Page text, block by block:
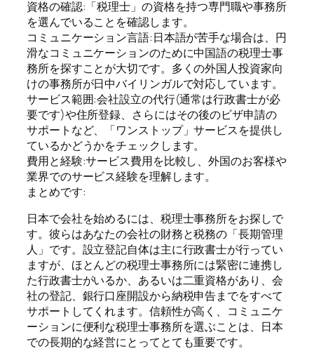
資格の確認:「税理士」の資格を持つ専門職や事務所
を選んでいることを確認します。
コミュニケーション言語:日本語が苦手な場合は、円
滑なコミュニケーションのために中国語の税理士事
務所を探すことが大切です。多くの外国人投資家向
けの事務所が日中バイリンガルで対応しています。
サービス範囲:会社設立の代行(通常は行政書士が必
要です)や住所登録、さらにはその後のビザ申請の
サポートなど、「ワンストップ」サービスを提供し
ているかどうかをチェックします。
費用と経験:サービス費用を比較し、外国のお客様や
業界でのサービス経験を理解します。
まとめです:
日本で会社を始めるには、税理士事務所をお探しで
す。彼らはあなたの会社の財務と税務の「長期管理
人」です。設立登記自体は主に行政書士が行ってい
ますが、ほとんどの税理士事務所には緊密に連携し
た行政書士がいるか、あるいは二重資格があり、会
社の登記、銀行口座開設から納税申告までをすべて
サポートしてくれます。信頼性が高く、コミュニケ
ーションに便利な税理士事務所を選ぶことは、日本
での長期的な経営にとってとても重要です。